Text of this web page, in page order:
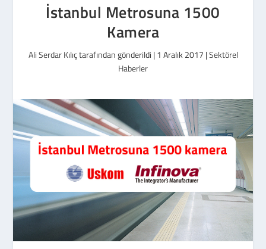
İstanbul Metrosuna 1500
Kamera
Ali Serdar Kılıçtarafından gönderildi |1 Aralık 2017 |Sektörel
Haberler